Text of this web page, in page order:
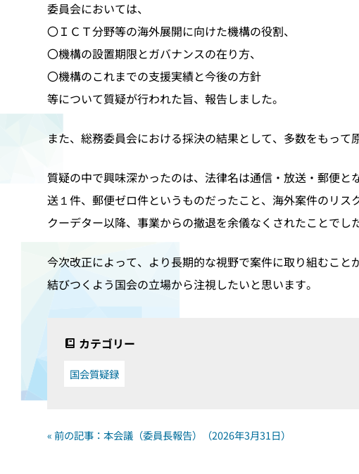
委員会においては、
〇ＩＣＴ分野等の海外展開に向けた機構の役割、
〇機構の設置期限とガバナンスの在り方、
〇機構のこれまでの支援実績と今後の方針
等について質疑が行われた旨、報告しました。
また、総務委員会における採決の結果として、多数をもっ
質疑の中で興味深かったのは、法律名は通信・放送・郵便
送１件、郵便ゼロ件というものだったこと、海外案件のリス
クーデター以降、事業からの撤退を余儀なくされたことでした
今次改正によって、より長期的な視野で案件に取り組むこ
結びつくよう国会の立場から注視したいと思います。
カテゴリー
国会質疑録
« 前の記事：本会議（委員長報告）（2026年3月31日）